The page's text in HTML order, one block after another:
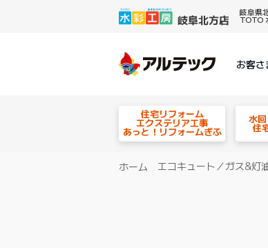
岐阜県
TOTO
お客
住宅リフォーム
エクステリア工事
あっと！リフォームぎふ
水
住
ホーム エコキュート／ガス&灯